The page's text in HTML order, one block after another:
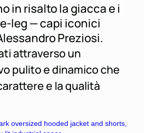
in risalto la giacca e i
leg — capi iconici
Preziosi.
attraverso un
pulito e dinamico che
e la qualità